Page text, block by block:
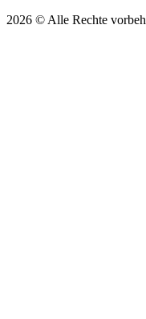
2026 © Alle Rechte